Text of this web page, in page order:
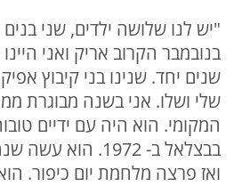
"יש לנו שלושה ילדים, שני
שנים יחד. שנינו בני קיבוץ
שלי ושלו. אני בשנה מבוגרת
המקומי. הוא היה עם ידיים
בבצלאל ב- 1972.
ואז פרצה מלחמת יום כיפור. הוא